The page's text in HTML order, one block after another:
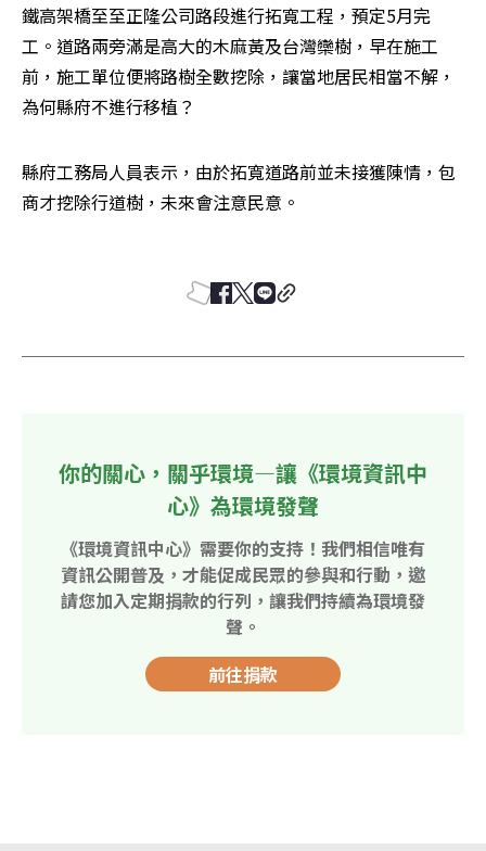
鐵高架橋至至正隆公司路段進行拓寬工程，預定5月完
工。道路兩旁滿是高大的木麻黃及台灣欒樹，早在施工
前，施工單位便將路樹全數挖除，讓當地居民相當不解，
為何縣府不進行移植？
縣府工務局人員表示，由於拓寬道路前並未接獲陳情，包
商才挖除行道樹，未來會注意民意。
你的關心，關乎環境—讓《環境資訊中
心》為環境發聲
《環境資訊中心》需要你的支持！我們相信唯有
資訊公開普及，才能促成民眾的參與和行動，邀
請您加入定期捐款的行列，讓我們持續為環境發
聲。
前往捐款